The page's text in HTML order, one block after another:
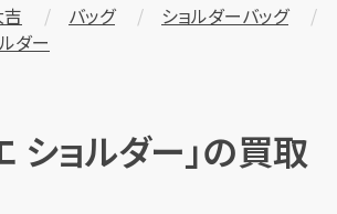
吉 バッグ
ショルダーバッグ
ダー
ショルダー」の買取